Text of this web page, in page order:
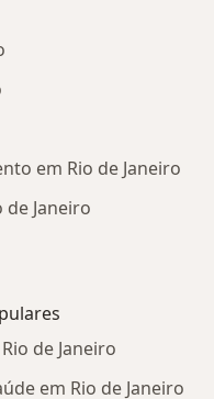
em Rio de Janeiro
Janeiro
de Janeiro
em Rio de Janeiro